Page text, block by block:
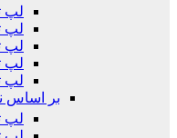
لپ
لپ
لپ
لپ
لپ
بر اساس
لپ